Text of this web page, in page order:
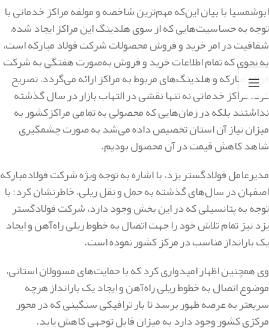
ابوشمسیا با بیان این‌که مهم‌ترین شاخصه و مولفه مراکز خدماتی با
توجه به حساسیت‌هایی که از سوی هلدینگ این مراکز ایجاد شده،
شفافیت در امر خرید و فروش محصولات شرکت فولاد مبارکه است،
به نحوی که تمام اطلاعات خرید و فروش به‌صورت هفتگی به شرکت
فولاد مبارکه و هلدینگ‌های مربوط به مراکز ارائه می‌گردد، تصریح
کرد: مراکز خدماتی نه تنها نقشی در التهاب بازار در سال گذشته
نداشتند بلکه در زمان‌هایی که محصولی به تمامی مراکزکشور به
میزان نیاز آن استان تخصیص داده می‌شد به صورت چشمگیری
شاهد کاهش قیمت در آن محصول بودیم.
مدیرعامل فولادگستر یزد، با اشاره به توجه ویژه شرکت فولادمبارکه
اصفهان در‌ سال‌های گذشته به حمل و نقل ریلی، خاطرنشان کرد: با
توجه به پتانسیلی که در این بخش وجود دارد، شرکت فولادگستر
یزد نیز تمام تلاش خود را جهت اتصال به خطوط ریلی راه‌آهن و ایجاد
یک بارانداز مناسب در مرکز کشور نموده است.
وی همچنین اظهار امیدواری کرد که با حمایت‌های مسوولان استانی،
موضوع اتصال به خطوط ریلی راه‌آهن و ایجاد یک بارانداز هرچه
سریعتر به عرصه ظهور برسد تا بار ترافیکی سنگینی که در محور
مرکزی کشور وجود دارد به میزان قابل توجهی کاهش یابد.